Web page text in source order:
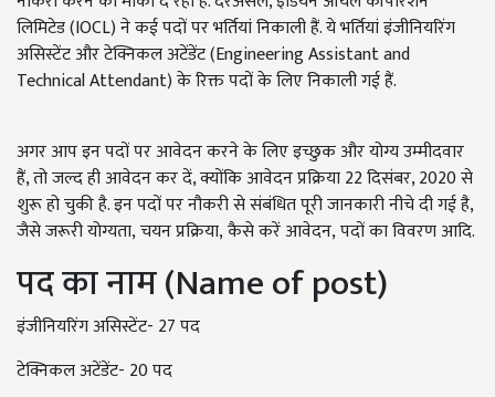
लिमिटेड (IOCL) ने कई पदों पर भर्तियां निकाली हैं. ये भर्तियां इंजीनियरिंग
असिस्टेंट और टेक्निकल अटेंडेंट (Engineering Assistant and
Technical Attendant) के रिक्त पदों के लिए निकाली गई हैं.
अगर आप इन पदों पर आवेदन करने के लिए इच्छुक और योग्य उम्मीदवार
हैं, तो जल्द ही आवेदन कर दें, क्योंकि आवेदन प्रक्रिया 22 दिसंबर, 2020 से
शुरू हो चुकी है. इन पदों पर नौकरी से संबंधित पूरी जानकारी नीचे दी गई है,
जैसे जरूरी योग्यता, चयन प्रक्रिया, कैसे करें आवेदन, पदों का विवरण आदि.
पद का नाम (Name of post)
इंजीनियरिंग असिस्टेंट- 27 पद
टेक्निकल अटेंडेंट- 20 पद